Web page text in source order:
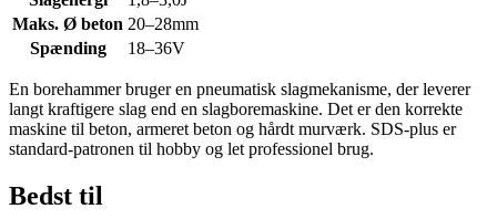
Maks. Ø beton 20–28mm
Spænding
18–36V
En borehammer bruger en pneumatisk slagmekanisme, der leverer
langt kraftigere slag end en slagboremaskine. Det er den korrekte
maskine til beton, armeret beton og hårdt murværk. SDS-plus er
standard-patronen til hobby og let professionel brug.
Bedst til